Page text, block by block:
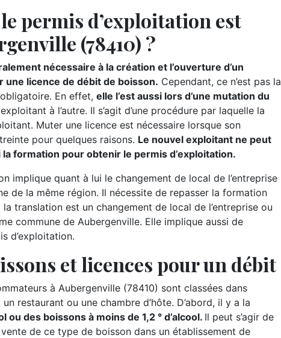
permis d’exploitation est
(78410) ?
nécessaire à la création et l’ouverture d’un
licence de débit de boisson. Cependant, ce n’est pas la
En effet, elle l’est aussi lors d’une mutation du
exploitant à l’autre. Il s’agit d’une procédure par laquelle la
Muter une licence est nécessaire lorsque son
pour quelques raisons. Le nouvel exploitant ne peut
la formation pour obtenir le permis d’exploitation.
implique quant à lui le changement de local de l’entreprise
de la même région. Il nécessite de repasser la formation
la translation est un changement de local de l’entreprise ou
commune de Aubergenville. Elle implique aussi de
d’exploitation.
et licences pour un débit
à Aubergenville (78410) sont classées dans
restaurant ou une chambre d’hôte. D’abord, il y a la
des boissons à moins de 1,2 ° d’alcool. Il peut s’agir de
de ce type de boisson dans un établissement de